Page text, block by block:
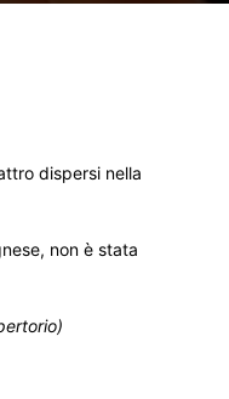
dispersi nella
non è stata